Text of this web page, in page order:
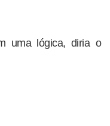
uma lógica, diria o